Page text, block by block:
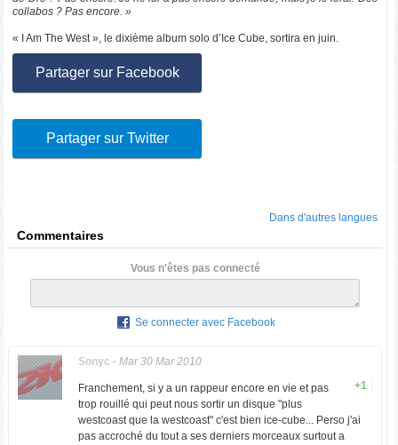
collabos ? Pas encore. »
« I Am The West », le dixième album solo d’Ice Cube, sortira en juin.
Partager sur Facebook
Partager sur Twitter
Dans d'autres langues
Commentaires
Vous n'êtes pas connecté
Se connecter avec Facebook
Sonyc - Mar 30 Mar 2010
+1
Franchement, si y a un rappeur encore en vie et pas
trop rouillé qui peut nous sortir un disque "plus
westcoast que la westcoast" c'est bien ice-cube... Perso j'ai
pas accroché du tout a ses derniers morceaux surtout a